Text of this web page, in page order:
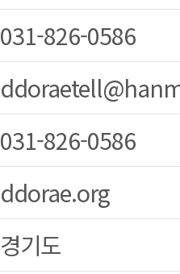
031-826-0586
031-826-0586
ddorae.org
경기도